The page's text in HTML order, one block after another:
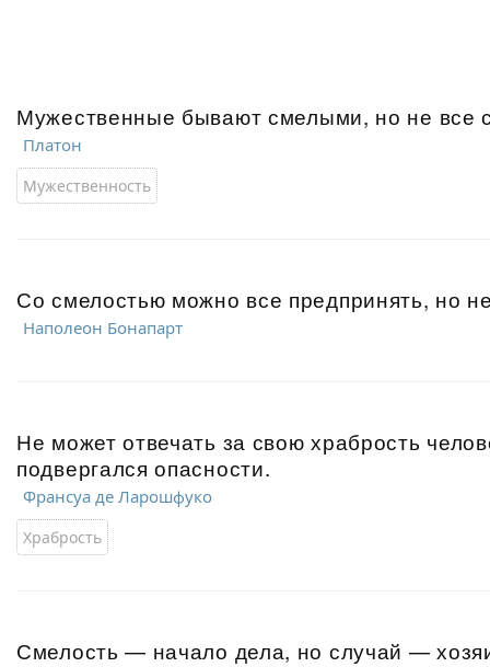
Мужественные бывают смелыми, но не все
Платон
Мужественность
Со смелостью можно все предпринять, но
Наполеон Бонапарт
Не может отвечать за свою храбрость
подвергался опасности.
Франсуа де Ларошфуко
Храбрость
Смелость — начало дела, но случай —